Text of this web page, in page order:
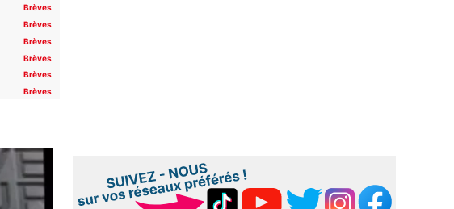
Brèves
Brèves
Brèves
Brèves
Brèves
Brèves